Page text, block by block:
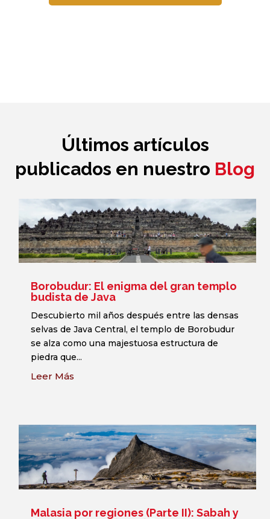
Últimos artículos
publicados en nuestro Blog
Borobudur: El enigma del gran templo
budista de Java
Descubierto mil años después entre las densas
selvas de Java Central, el templo de Borobudur
se alza como una majestuosa estructura de
piedra que...
Leer Más
Malasia por regiones (Parte II): Sabah y